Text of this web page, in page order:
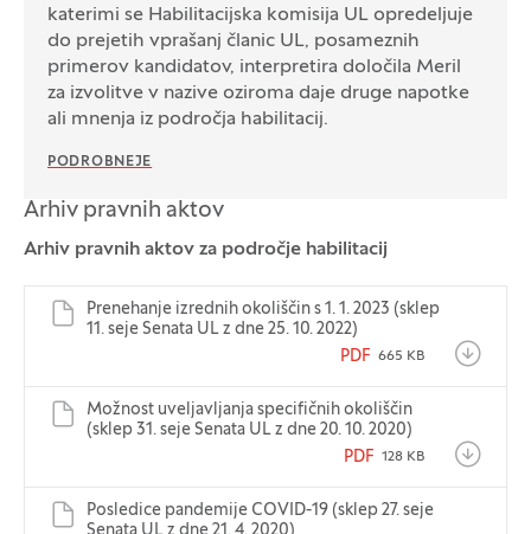
katerimi se Habilitacijska komisija UL opredeljuje
do prejetih vprašanj članic UL, posameznih
primerov kandidatov, interpretira določila Meril
za izvolitve v nazive oziroma daje druge napotke
ali mnenja iz področja habilitacij.
PODROBNEJE
Arhiv pravnih aktov
Arhiv pravnih aktov za področje habilitacij
Prenehanje izrednih okoliščin s 1. 1. 2023 (sklep
11. seje Senata UL z dne 25. 10. 2022)
PDF 665 KB
Možnost uveljavljanja specifičnih okoliščin
(sklep 31. seje Senata UL z dne 20. 10. 2020)
PDF 128 KB
Posledice pandemije COVID-19 (sklep 27. seje